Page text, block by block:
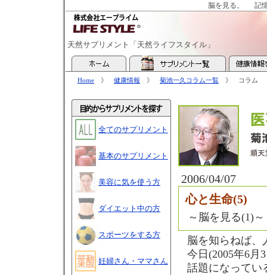
脳を見る。 記
天然サプリメント「天然ライフスタイル」
Home 》 健康情報 》 菊池一久コラム一覧 》 コラム
2006/04/07
心と生命(5)
～脳を見る(1)～
脳を知らねば、
今日(2005年6月
話題になってい
全てのサプリメント
基本のサプリメント
美容に気を使う方
ダイエット中の方
スポーツをする方
妊婦さん・ママさん